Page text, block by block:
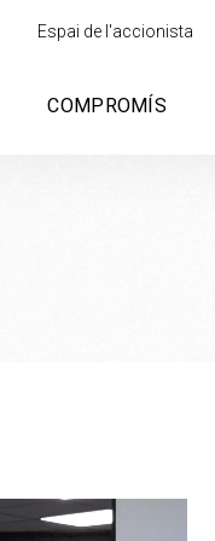
Espai de l'accionista
COMPROMÍS